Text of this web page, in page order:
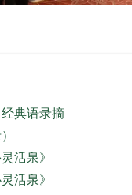
典语录摘
活泉》
活泉》